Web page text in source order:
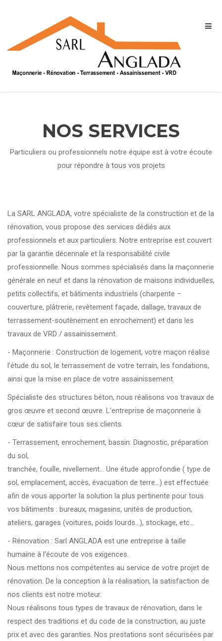
NOS SERVICES
Particuliers ou professionnels notre équipe est à votre écoute
pour répondre à tous vos projets
La SARL ANGLADA, votre spécialiste de la construction et de la
rénovation, vous propose des services dédiés aux
professionnels et aux particuliers. Notre entreprise est couvert
par la garantie décennale et la responsabilité civile
professionnelle. Nous sommes spécialisés dans la maçonnerie
générale en neuf et dans la rénovation de maisons individuelles,
petits collectifs, et bâtiments industriels (charpente –
couverture, plâtrerie, revêtement façade, dallage, travaux de
terrassement-soutènement en enrochement) et dans les
travaux de VRD / assainissement.
- Maçonnerie : Construction de logement, votre maçon réalise
l’étude du sol, le terrassement de votre terrain, les fondations,
ainsi que la mise en place de votre assainissement.
Spécialiste des structures béton, nous réalisons vos travaux de
gros œuvre et second œuvre. L’entreprise de maçonnerie à
cœur de satisfaire tous ses clients.
- Terrassement, enrochement, bassin: Diagnostic, préparation
du sol,
tranchée, fouille, nivellement... Une étude approfondie ( type de
sol, emplacement, accès, évacuation de terre...) est effectuée
afin de vous apporter la solution la plus pertinente pour tous
vos bâtiments : bureaux, magasins, unités de production,
ateliers, garages (voitures, poids lourds…), stockage, etc…
- Rénovation : Sarl ANGLADA est une entreprise à taille
humaine à l’écoute de vos exigences.
Nous mettons nos compétentes au service de votre projet de
rénovation. De la conception à la réalisation, la satisfaction de
nos clients est notre moteur.
Nous réalisons tous types de travaux de rénovation, dans le
respect des traditions et du code de la construction, au juste
prix et avec des garanties. Nos prestations sont sécurisées par